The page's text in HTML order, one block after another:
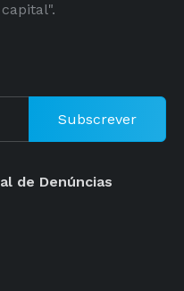
Subscrever
de Denúncias